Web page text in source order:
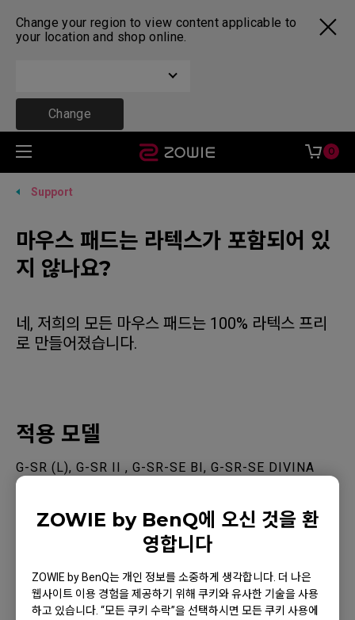
Change your region to view content applicable to
your location and shop online.
Change
ZOWIE by BenQ에 오신 것을 환
영합니다
ZOWIE by BenQ는 개인 정보를 소중하게 생각합니다. 더 나은
웹사이트 이용 경험을 제공하기 위해 쿠키와 유사한 기술을 사용
하고 있습니다. “모든 쿠키 수락”을 선택하시면 모든 쿠키 사용에
0
Support
마우스 패드는 라텍스가 포함되어 있
지 않나요?
네, 저희의 모든 마우스 패드는 100% 라텍스 프리
로 만들어졌습니다.
적용 모델
G-SR (L), G-SR II , G-SR-SE BI, G-SR-SE DIVINA
SE ROUGE (L), G-SR-SE TYLOO, G-TF-X (L), P-SR